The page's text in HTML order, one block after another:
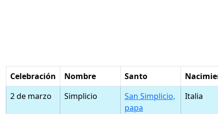
Celebración Nombre Santo
2 de marzo
Simplicio
San Simplicio,
papa
Italia